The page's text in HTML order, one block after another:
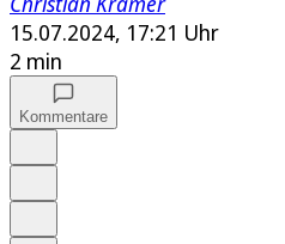
15.07.2024, 17:21 Uhr
2 min
Kommentare